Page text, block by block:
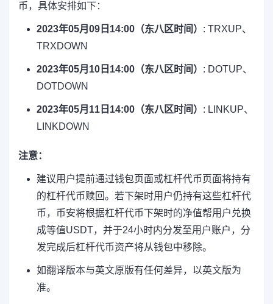
币，具体安排如下：
2023年05月09日14:00（东八区时间） : TRXUP、
TRXDOWN
2023年05月10日14:00（东八区时间） : DOTUP、
DOTDOWN
2023年05月11日14:00（东八区时间） : LINKUP、
LINKDOWN
注意：
建议用户提前通过钱包页面或杠杆代币页面将持有
的杠杆代币赎回。若下架时用户仍持有这些杠杆代
币，币安将根据杠杆代币下架时的净值帮用户兑换
成等值USDT，并于24小时内分发至用户账户，分
发完成后杠杆代币资产将从钱包中移除。
如翻译版本与英文原版有任何差异，以英文版为
准。